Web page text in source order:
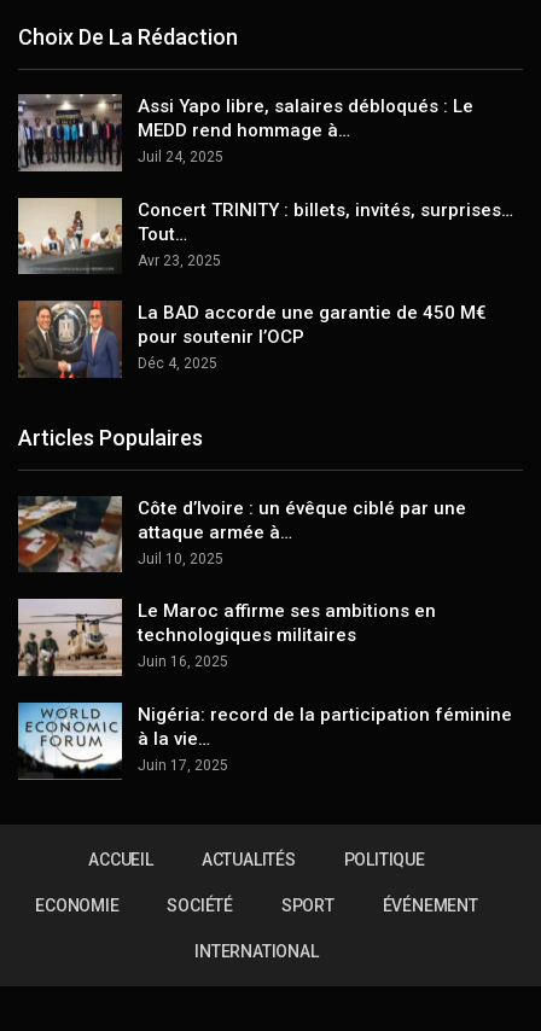
Choix De La Rédaction
Assi Yapo libre, salaires débloqués : Le
MEDD rend hommage à…
Juil 24, 2025
Concert TRINITY : billets, invités, surprises…
Tout…
Avr 23, 2025
La BAD accorde une garantie de 450 M€
pour soutenir l’OCP
Déc 4, 2025
Articles Populaires
Côte d’Ivoire : un évêque ciblé par une
attaque armée à…
Juil 10, 2025
Le Maroc affirme ses ambitions en
technologiques militaires
Juin 16, 2025
Nigéria: record de la participation féminine
à la vie…
Juin 17, 2025
ACCUEIL ACTUALITÉS POLITIQUE
ECONOMIE SOCIÉTÉ SPORT ÉVÉNEMENT
INTERNATIONAL